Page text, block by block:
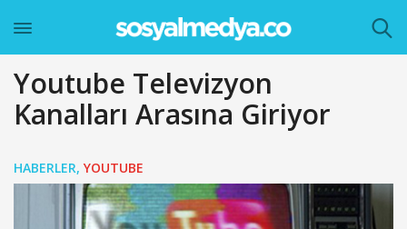
Youtube Televizyon
Kanalları Arasına Giriyor
HABERLER, YOUTUBE